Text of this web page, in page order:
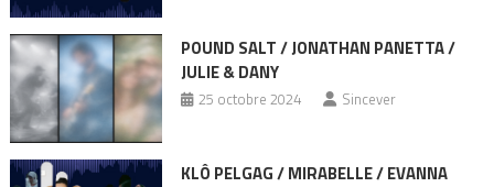
POUND SALT / JONATHAN PANETTA /
JULIE & DANY
25 octobre 2024 Sincever
KLÔ PELGAG / MIRABELLE / EVANNA